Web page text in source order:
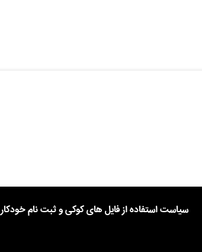
سیاست استفاده از فایل های کوکی و ثبت نام خودکار